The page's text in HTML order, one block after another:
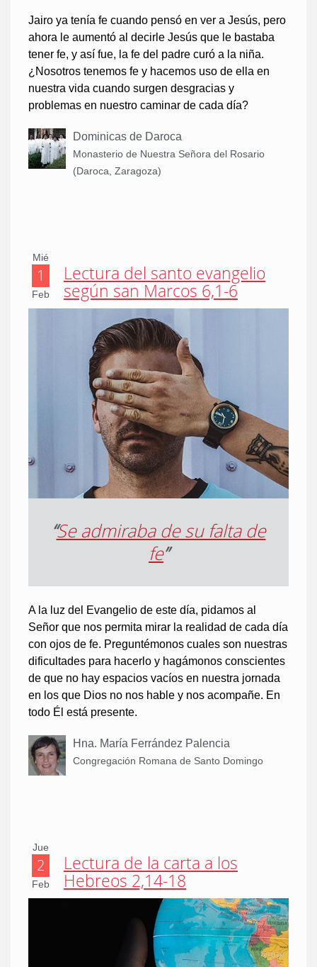
Jairo ya tenía fe cuando pensó en ver a Jesús, pero
ahora le aumentó al decirle Jesús que le bastaba
tener fe, y así fue, la fe del padre curó a la niña.
¿Nosotros tenemos fe y hacemos uso de ella en
nuestra vida cuando surgen desgracias y
problemas en nuestro caminar de cada día?
Dominicas de Daroca
Monasterio de Nuestra Señora del Rosario
(Daroca, Zaragoza)
Mié
1
Feb
Lectura del santo evangelio
según san Marcos 6,1-6
“Se admiraba de su falta de
fe”
A la luz del Evangelio de este día, pidamos al
Señor que nos permita mirar la realidad de cada día
con ojos de fe. Preguntémonos cuales son nuestras
dificultades para hacerlo y hagámonos conscientes
de que no hay espacios vacíos en nuestra jornada
en los que Dios no nos hable y nos acompañe. En
todo Él está presente.
Hna. María Ferrández Palencia
Congregación Romana de Santo Domingo
Jue
2
Feb
Lectura de la carta a los
Hebreos 2,14-18